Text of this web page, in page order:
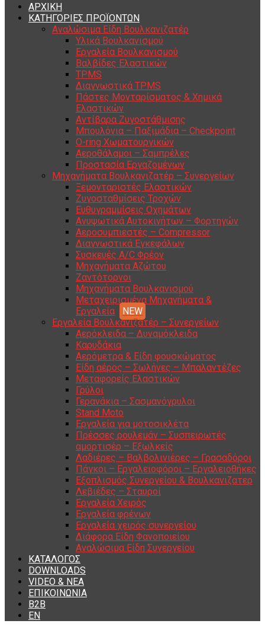
ΑΡΧΙΚΗ
ΚΑΤΗΓΟΡΙΕΣ ΠΡΟΪΟΝΤΩΝ
Αναλώσιμα Είδη Βουλκανιζατέρ
Υλικά Βουλκανισμού
Εργαλεία Βουλκανισμού
Βαλβίδες Ελαστικών
TPMS
Διαγνωστικά TPMS
Πάστες Μονταρίσματος & Χημικά
Ελαστικών
Αντίβαρα Ζυγοστάθμισης
Μπουλόνια – Παξιμάδια – Checkpoint
O-ring Χωματουργικών
Αεροθάλαμοι – Σαμπρέλες
Προστασία Εργαζομένων
Μηχανήματα Βουλκανιζατέρ – Συνεργείων
Ξεμονταριστές Ελαστικών
Ζυγοσταθμίσεις Τροχών
Ευθυγραμμίσεις Οχημάτων
Ανυψωτικά Αυτοκινήτων – Φορτηγών
Αεροσυμπιεστές – Compressor
Διαγνωστικά Εγκεφάλων
Συσκευές A/C Φρέον
Μηχανήματα Αζώτου
Ζαντότορνοι
Μηχανήματα Βουλκανισμού
Μεταχειρισμένα Μηχανήματα &
Εργαλεία
Εργαλεία Βουλκανιζατέρ – Συνεργείων
Αερόκλειδα – Δυναμόκλειδα
Καρυδάκια
Αερόμετρα & Είδη φουσκώματος
Είδη αέρος – Σωλήνες – Μπαλαντέζες
Μεταφορείς Ελαστικών
Γρύλοι
Γερανάκια – Σασμανόγρυλοι
Stand Moto
Εργαλεία για μοτοσικλέτα
Πρέσσες ρουλεμάν – Συσπειρωτές
αμορτισέρ – Εξωλκείς
Λαδιέρες – Βαλβολινιέρες – Γρασαδόροι
Πάγκοι – Εργαλειοφόροι – Εργαλειοθήκες
Εξοπλισμός Συνεργείου & Βουλκανιζατερ
Λεβιέδες – Σταυροί
Εργαλεία Χειρός
Εργαλεία φρένων
Εργαλεία χειρός συνεργείου
Διάφορα Είδη Φανοποιείου
Αναλώσιμα Είδη Συνεργείου
ΚΑΤΑΛΟΓΟΣ
DOWNLOADS
VIDEO & ΝΕΑ
ΕΠΙΚΟΙΝΩΝΙΑ
B2B
ΕΝ